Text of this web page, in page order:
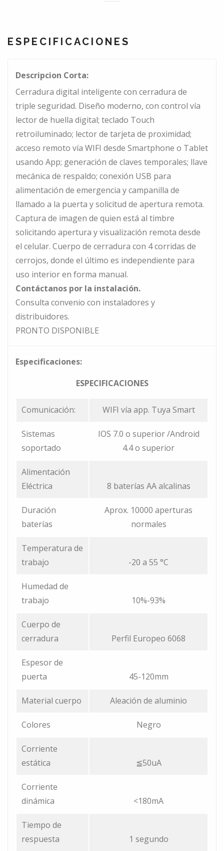
ESPECIFICACIONES
Descripcion Corta:
Cerradura digital inteligente con cerradura de
triple seguridad. Diseño moderno, con control vía
lector de huella digital; teclado Touch
retroiluminado; lector de tarjeta de proximidad;
acceso remoto vía WIFI desde Smartphone o Tablet
usando App; generación de claves temporales; llave
mecánica de respaldo; conexión USB para
alimentación de emergencia y campanilla de
llamado a la puerta y solicitud de apertura remota.
Captura de imagen de quien está al timbre
solicitando apertura y visualización remota desde
el celular. Cuerpo de cerradura con 4 corridas de
cerrojos, donde el último es independiente para
uso interior en forma manual.
Contáctanos por la instalación.
Consulta convenio con instaladores y
distribuidores.
PRONTO DISPONIBLE
Especificaciones:
ESPECIFICACIONES
Comunicación: WIFI vía app. Tuya Smart
Sistemas
soportado
IOS 7.0 o superior /Android
4.4 o superior
Alimentación
Eléctrica
8 baterías AA alcalinas
Duración
baterías
Aprox. 10000 aperturas
normales
Temperatura de
trabajo
-20 a 55 °C
Humedad de
trabajo
10%-93%
Cuerpo de
cerradura
Perfil Europeo 6068
Espesor de
puerta
45-120mm
Material cuerpo Aleación de aluminio
Colores Negro
Corriente
estática
≦50uA
Corriente
dinámica
<180mA
Tiempo de
respuesta
1 segundo